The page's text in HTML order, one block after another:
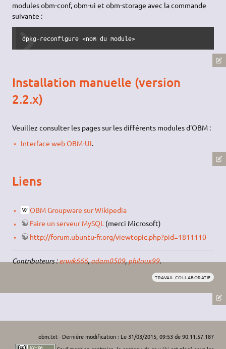
modules obm-conf, obm-ui et obm-storage avec la commande
suivante :
dpkg-reconfigure <nom du module>
Installation manuelle (version
2.2.x)
Veuillez consulter les pages sur les différents modules d'OBM :
Interface web OBM-UI.
Liens
OBM Groupware sur Wikipedia
Faire un serveur MySQL (merci Microsoft)
http://forum.ubuntu-fr.org/viewtopic.php?pid=1811110
Contributeurs :erwik666,adam0509,philoux99.
TRAVAIL COLLABORATIF
obm.txt· Dernière modification : Le 31/03/2015, 09:53 de90.11.57.187